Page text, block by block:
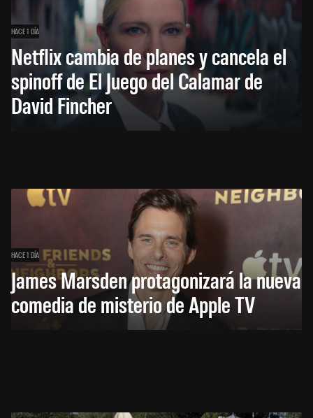
HACE 1 DÍA
Netflix cambia de planes y cancela el
spinoff de El Juego del Calamar de
David Fincher
HACE 1 DÍA
James Marsden protagonizará la nueva
comedia de misterio de Apple TV